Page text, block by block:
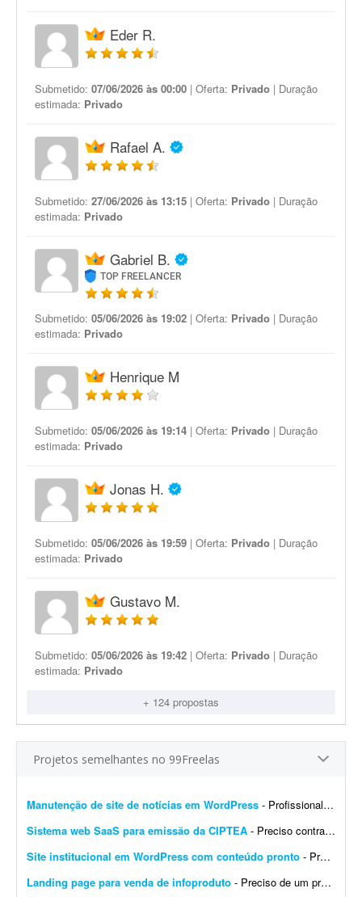
Eder R.
Submetido: 07/06/2026 às 00:00 | Oferta: Privado | Duração
estimada: Privado
Rafael A.
Submetido: 27/06/2026 às 13:15 | Oferta: Privado | Duração
estimada: Privado
Gabriel B.
TOP FREELANCER
Submetido: 05/06/2026 às 19:02 | Oferta: Privado | Duração
estimada: Privado
Henrique M
Submetido: 05/06/2026 às 19:14 | Oferta: Privado | Duração
estimada: Privado
Jonas H.
Submetido: 05/06/2026 às 19:59 | Oferta: Privado | Duração
estimada: Privado
Gustavo M.
Submetido: 05/06/2026 às 19:42 | Oferta: Privado | Duração
estimada: Privado
+ 124 propostas
Projetos semelhantes no 99Freelas
Manutenção de site de notícias em WordPress - Profissional para realizar manutenção, configuração de automações, melhoria visual e atualização de site de notícias em WordPress. At...
Sistema web SaaS para emissão da CIPTEA - Preciso contratar um desenvolvedor ou equipe para criar um sistema web (SaaS multi-tenant) voltado para a emissão digital da CIPTEA (Carteira de Identificação da Pessoa com Tra...
Site institucional em WordPress com conteúdo pronto - Preciso de um desenvolvedor WordPress para criar um site institucional simples, de aproximadamente 5 páginas (Home). - O projeto é cultural (Cuidadores da Memória - Encontro R...
Landing page para venda de infoproduto - Preciso de um profissional que crie uma landing page com foco em conversão para um infoproduto. A página deve ter conteúdo e layout focados em vendas, com elementos que incent...